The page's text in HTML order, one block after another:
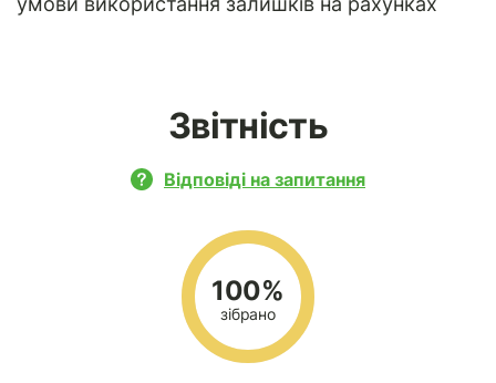
Звітність
Відповіді на запитання
100%
зібрано